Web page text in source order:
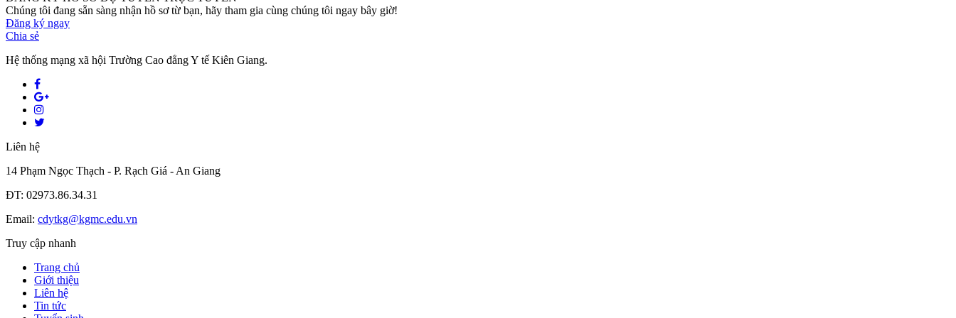
Chúng tôi đang sẵn sàng nhận hồ sơ từ bạn, hãy tham gia cùng chúng tôi ngay bây giờ!
Đăng ký ngay
Chia sẻ
Hệ thống mạng xã hội Trường Cao đẳng Y tế Kiên Giang.
Liên hệ
14 Phạm Ngọc Thạch - P. Rạch Giá - An Giang
ĐT: 02973.86.34.31
Email: cdytkg@kgmc.edu.vn
Truy cập nhanh
Trang chủ
Giới thiệu
Liên hệ
Tin tức